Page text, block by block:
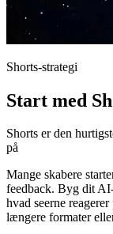
Shorts-strategi
Start med
Shorts er den
på
Mange skabere
feedback. Byg dit
hvad seerne
længere formater